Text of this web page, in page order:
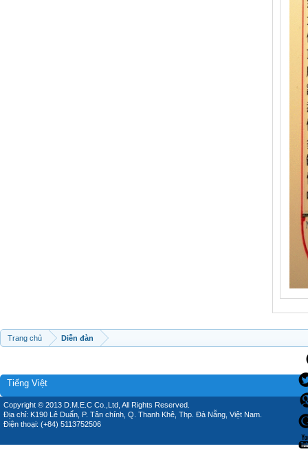
Trang chủ Diễn đàn
Tiếng Việt
Copyright © 2013 D.M.E.C Co.,Ltd, All Rights Reserved.
Địa chỉ: K190 Lê Duẩn, P. Tân chính, Q. Thanh Khê, Thp. Đà Nẵng, Việt Nam.
Điện thoại: (+84) 5113752506